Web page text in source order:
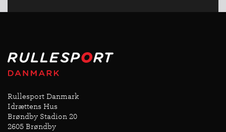
Rullesport Danmark
Idrættens Hus
Brøndby Stadion 20
2605 Brøndby